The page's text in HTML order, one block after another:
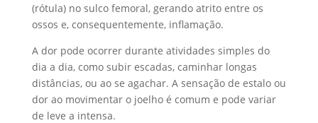
(rótula) no sulco femoral, gerando atrito entre os
ossos e, consequentemente, inflamação.
A dor pode ocorrer durante atividades simples do
dia a dia, como subir escadas, caminhar longas
distâncias, ou ao se agachar. A sensação de estalo ou
dor ao movimentar o joelho é comum e pode variar
de leve a intensa.